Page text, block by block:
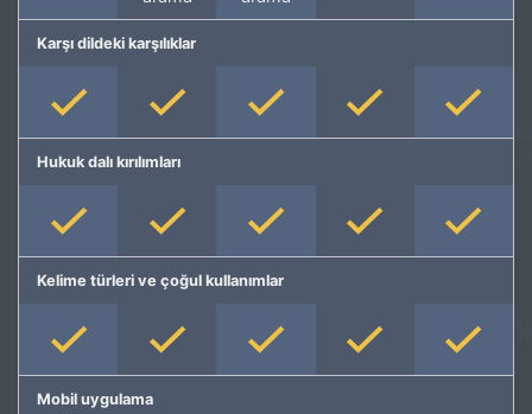
Karşı dildeki karşılıklar
Hukuk dalı kırılımları
Kelime türleri ve çoğul kullanımlar
Mobil uygulama